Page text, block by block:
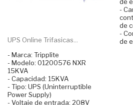
UPS Online Trifasicas...
- Marca: Tripplite
- Modelo: 01200576 NXR
15KVA
- Capacidad: 15KVA
- Tipo: UPS (Uninterruptible
Power Supply)
- Voltaje de entrada: 208V
-
de
-
de